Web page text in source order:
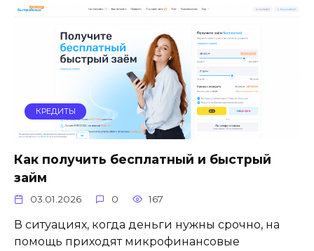
КРЕДИТЫ
Как получить бесплатный и быстрый
займ
03.01.2026 0 167
В ситуациях, когда деньги нужны срочно, на
помощь приходят микрофинансовые